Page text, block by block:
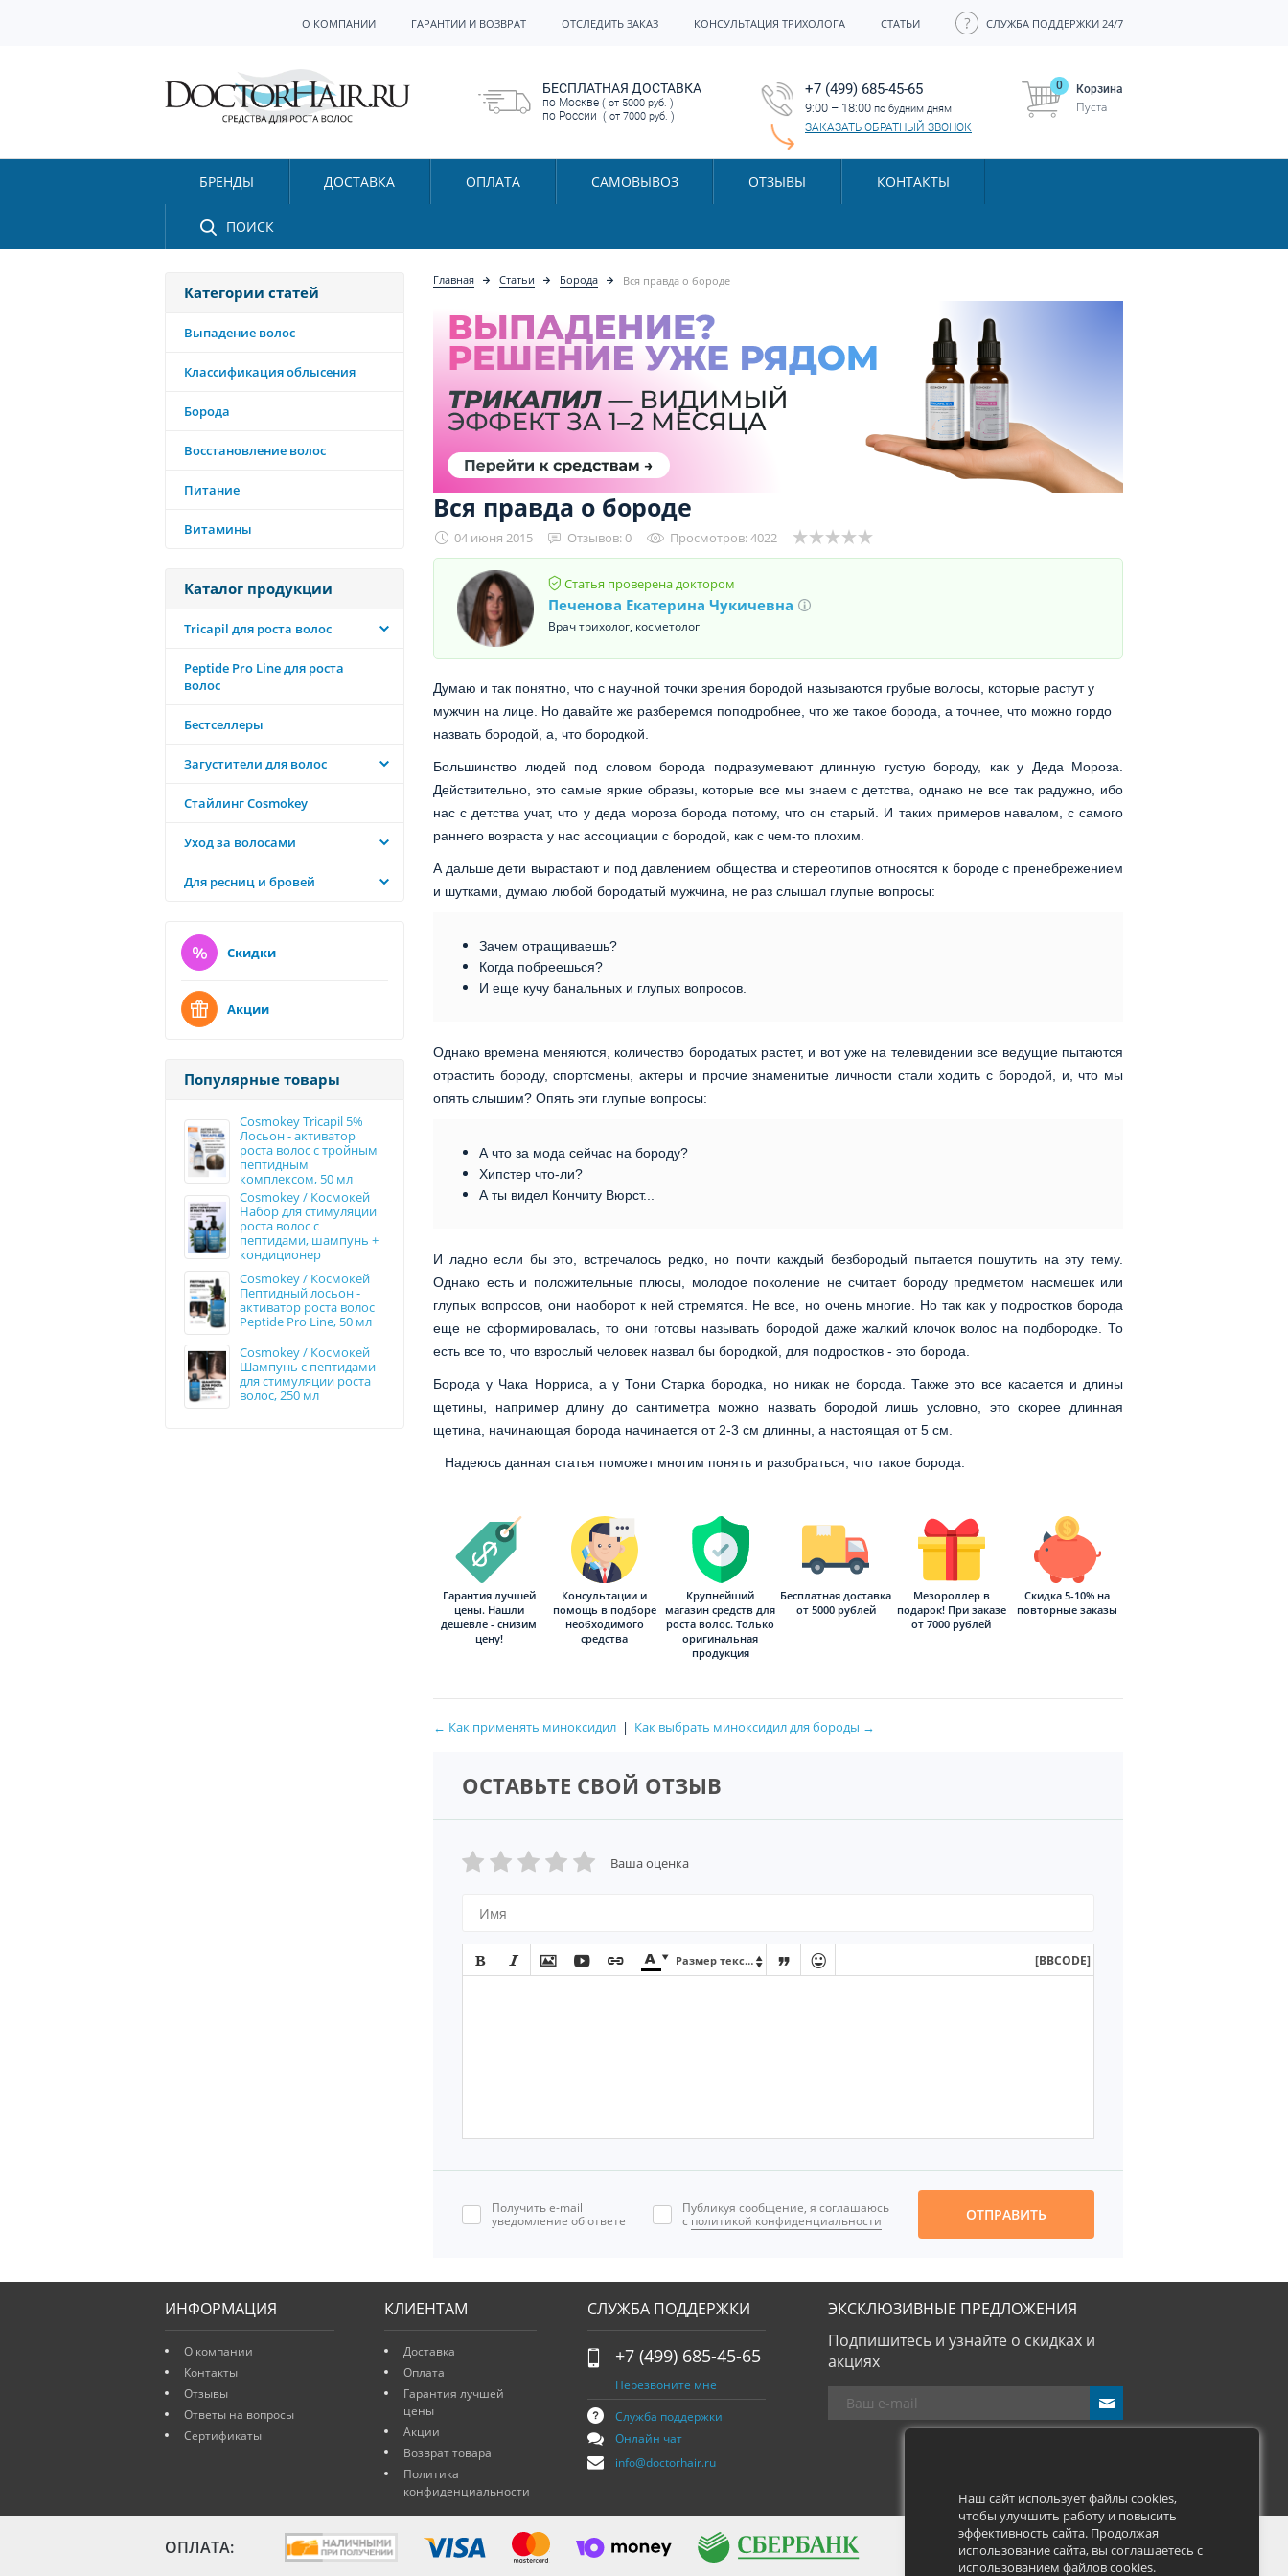
О КОМПАНИИ ГАРАНТИИ И ВОЗВРАТ ОТСЛЕДИТЬ ЗАКАЗ КОНСУЛЬТАЦИЯ ТРИХОЛОГА СТАТЬИ СЛУЖБА ПОДДЕРЖКИ 24/7
БЕСПЛАТНАЯ ДОСТАВКА
по Москве ( от 5000 руб. )
по России ( от 7000 руб. )
+7 (499) 685-45-65
9:00 – 18:00 по будним дням
ЗАКАЗАТЬ ОБРАТНЫЙ ЗВОНОК
Корзина
0
Пуста
БРЕНДЫ ДОСТАВКА ОПЛАТА САМОВЫВОЗ ОТЗЫВЫ КОНТАКТЫ
ПОИСК
Категории статей
Выпадение волос
Классификация облысения
Борода
Восстановление волос
Питание
Витамины
Каталог продукции
Tricapil для роста волос
Peptide Pro Line для роста
волос
Бестселлеры
Загустители для волос
Стайлинг Cosmokey
Уход за волосами
Для ресниц и бровей
Скидки
Акции
Популярные товары
Cosmokey Tricapil 5%
Лосьон - активатор
роста волос с тройным
пептидным
комплексом, 50 мл
Cosmokey / Космокей
Набор для стимуляции
роста волос с
пептидами, шампунь +
кондиционер
Cosmokey / Космокей
Пептидный лосьон -
активатор роста волос
Peptide Pro Line, 50 мл
Cosmokey / Космокей
Шампунь с пептидами
для стимуляции роста
волос, 250 мл
Главная Статьи Борода Вся правда о бороде
Вся правда о бороде
04 июня 2015 Отзывов: 0 Просмотров: 4022
Статья проверена доктором
Печенова Екатерина Чукичевна
Врач трихолог, косметолог
Думаю и так понятно, что с научной точки зрения бородой называются грубые волосы, которые растут у
мужчин на лице. Но давайте же разберемся поподробнее, что же такое борода, а точнее, что можно гордо
назвать бородой, а, что бородкой.
Большинство людей под словом борода подразумевают длинную густую бороду, как у Деда Мороза.
Действительно, это самые яркие образы, которые все мы знаем с детства, однако не все так радужно, ибо
нас с детства учат, что у деда мороза борода потому, что он старый. И таких примеров навалом, с самого
раннего возраста у нас ассоциации с бородой, как с чем-то плохим.
А дальше дети вырастают и под давлением общества и стереотипов относятся к бороде с пренебрежением
и шутками, думаю любой бородатый мужчина, не раз слышал глупые вопросы:
Зачем отращиваешь?
Когда побреешься?
И еще кучу банальных и глупых вопросов.
Однако времена меняются, количество бородатых растет, и вот уже на телевидении все ведущие пытаются
отрастить бороду, спортсмены, актеры и прочие знаменитые личности стали ходить с бородой, и, что мы
опять слышим? Опять эти глупые вопросы:
А что за мода сейчас на бороду?
Хипстер что-ли?
А ты видел Кончиту Вюрст...
И ладно если бы это, встречалось редко, но почти каждый безбородый пытается пошутить на эту тему.
Однако есть и положительные плюсы, молодое поколение не считает бороду предметом насмешек или
глупых вопросов, они наоборот к ней стремятся. Не все, но очень многие. Но так как у подростков борода
еще не сформировалась, то они готовы называть бородой даже жалкий клочок волос на подбородке. То
есть все то, что взрослый человек назвал бы бородкой, для подростков - это борода.
Борода у Чака Норриса, а у Тони Старка бородка, но никак не борода. Также это все касается и длины
щетины, например длину до сантиметра можно назвать бородой лишь условно, это скорее длинная
щетина, начинающая борода начинается от 2-3 см длинны, а настоящая от 5 см.
Надеюсь данная статья поможет многим понять и разобраться, что такое борода.
Гарантия лучшей
цены. Нашли
дешевле - снизим
цену!
Консультации и
помощь в подборе
необходимого
средства
Крупнейший
магазин средств для
роста волос. Только
оригинальная
продукция
Бесплатная доставка
от 5000 рублей
Мезороллер в
подарок! При заказе
от 7000 рублей
Скидка 5-10% на
повторные заказы
← Как применять миноксидил | Как выбрать миноксидил для бороды →
ОСТАВЬТЕ СВОЙ ОТЗЫВ
Ваша оценка
       Размер текста   [BBCODE]
Получить e-mail
уведомление об ответе
Публикуя сообщение, я соглашаюсь
с политикой конфиденциальности ОТПРАВИТЬ
ИНФОРМАЦИЯ
О компании
Контакты
Отзывы
Ответы на вопросы
Сертификаты
КЛИЕНТАМ
Доставка
Оплата
Гарантия лучшей
цены
Акции
Возврат товара
Политика
конфиденциальности
СЛУЖБА ПОДДЕРЖКИ
+7 (499) 685-45-65
Перезвоните мне
Служба поддержки
Онлайн чат
info@doctorhair.ru
ЭКСКЛЮЗИВНЫЕ ПРЕДЛОЖЕНИЯ
Подпишитесь и узнайте о скидках и
акциях
send
ОПЛАТА:
Наш сайт использует файлы cookies,
чтобы улучшить работу и повысить
эффективность сайта. Продолжая
использование сайта, вы соглашаетесь с
использованием файлов cookies.